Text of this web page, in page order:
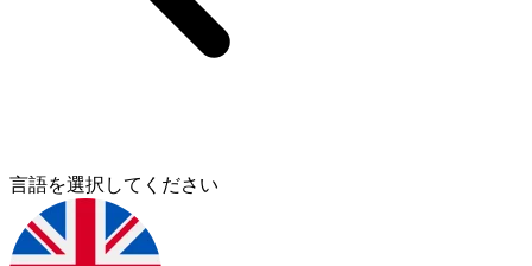
言語を選択してください